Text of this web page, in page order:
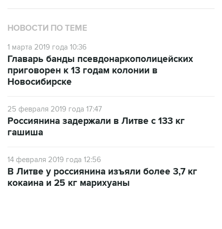
НОВОСТИ ПО ТЕМЕ
1 марта 2019 года 10:36
Главарь банды псевдонаркополицейских
приговорен к 13 годам колонии в
Новосибирске
25 февраля 2019 года 17:47
Россиянина задержали в Литве с 133 кг
гашиша
14 февраля 2019 года 12:56
В Литве у россиянина изъяли более 3,7 кг
кокаина и 25 кг марихуаны